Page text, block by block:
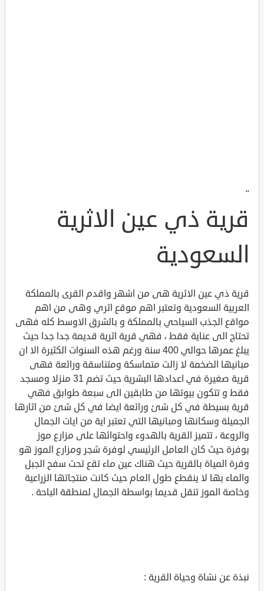
"
قرية ذي عين الاثرية
السعودية
قرية ذي عين الاثرية هى من اشهر واقدم القرى بالمملكة
العربية السعودية وتعتبر اهم موقع اثري وهى من اهم
مواقع الجذب السياحي بالمملكة و بالشرق الاوسط كله فهى
تحتاج الى عناية فقط ، فهي قرية اثرية قديمة جدا جدا حيث
يبلغ عمرها حوالي 400 سنة ورغم هذه السنوات الكثيرة الا ان
مبانيها الضخمة لا زالت متماسكة ومتناسقة ورائعة فهى
قرية صغيرة في اعدادها البشرية حيث تضم 31 منزلا ومسجد
فقط و تتكون بيوتها من طابقين الى سبعة طوابق فهي
قرية بسيطة في كل شئ ورائعة ايضا في كل شئ من اثارها
الجميلة وسكانها ومبانيها التي تعتبر اية من ايات الجمال
والروعة ، تتميز القرية بالهدوء واحتوائها على مزارع موز
بوفرة حيث كان العامل الرئيسي لوفرة شجر ومزارع الموز هو
وفرة المياة بالقرية حيث هناك عين ماء تقع تحت سفح الجبل
والماء بها لا ينقطع طول العام حيث كانت منتجاتها الزراعية
وخاصة الموز تنقل قديما بواسطة الجمال لمنطقة الباحة .
نبذة عن نشاة وحياة القرية :